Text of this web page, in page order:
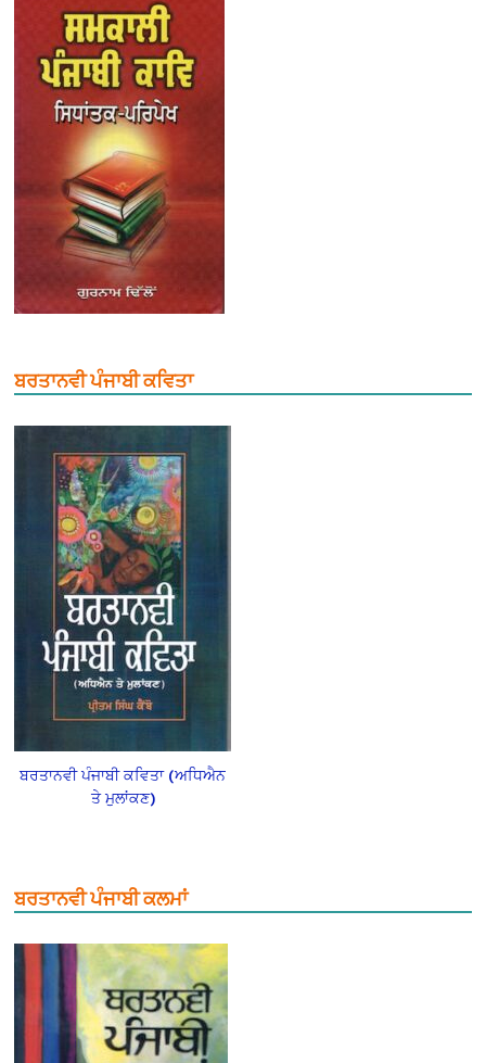
ਬਰਤਾਨਵੀ ਪੰਜਾਬੀ ਕਵਿਤਾ
ਬਰਤਾਨਵੀ ਪੰਜਾਬੀ ਕਵਿਤਾ (ਅਧਿਐਨ
ਤੇ ਮੁਲਾਂਕਣ)
ਬਰਤਾਨਵੀ ਪੰਜਾਬੀ ਕਲਮਾਂ